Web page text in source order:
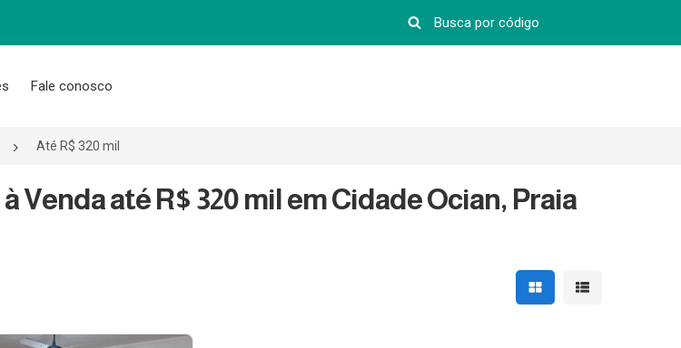
Fale conosco
Até R$ 320 mil
Venda até R$ 320 mil em Cidade Ocian, Praia
Mostrar resultados em
Mostrar